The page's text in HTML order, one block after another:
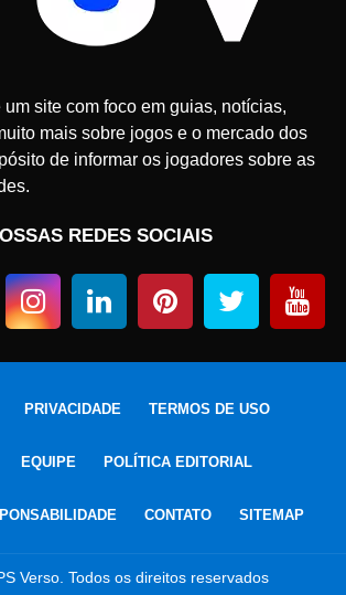
site com foco em guias, notícias,
mais sobre jogos e o mercado dos
de informar os jogadores sobre as
REDES SOCIAIS
PRIVACIDADE TERMOS DE USO
EQUIPE POLÍTICA EDITORIAL
CONTATO SITEMAP
Verso. Todos os direitos reservados